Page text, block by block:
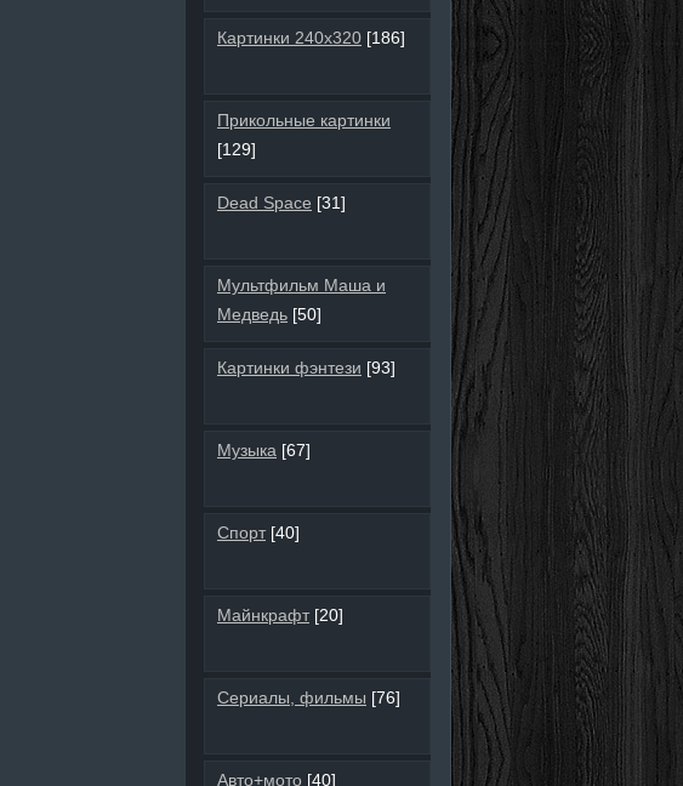
Картинки 240х320 [186]
Прикольные картинки
[129]
Dead Space [31]
Мультфильм Маша и
Медведь [50]
Картинки фэнтези [93]
Музыка [67]
Спорт [40]
Майнкрафт [20]
Сериалы, фильмы [76]
Авто+мото [40]